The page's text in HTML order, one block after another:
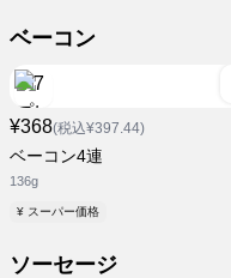
ベーコン
¥368(税込¥397.44)
ベーコン4連
136g
¥ スーパー価格
ソーセージ